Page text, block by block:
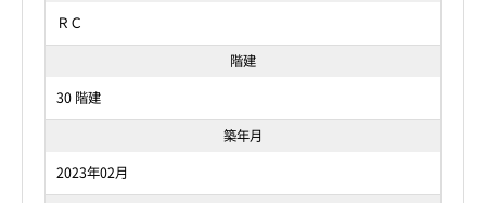
ＲＣ
階建
30 階建
築年月
2023年02月